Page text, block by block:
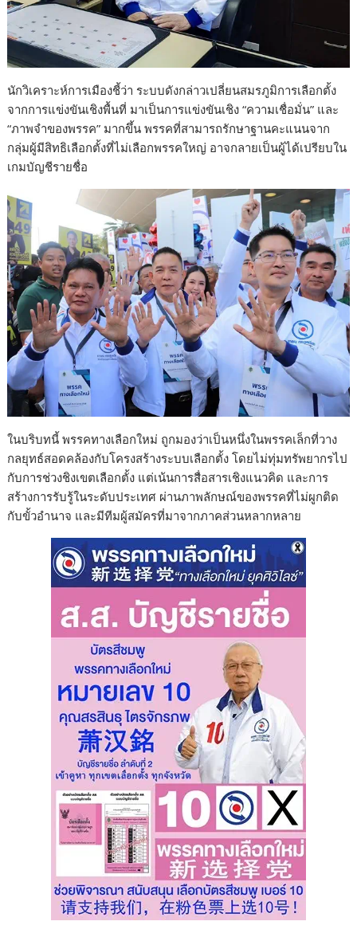
นักวิเคราะห์การเมืองชี้ว่า ระบบดังกล่าวเปลี่ยนสมรภูมิการเลือกตั้ง
จากการแข่งขันเชิงพื้นที่ มาเป็นการแข่งขันเชิง “ความเชื่อมั่น” และ
“ภาพจำของพรรค” มากขึ้น พรรคที่สามารถรักษาฐานคะแนนจาก
กลุ่มผู้มีสิทธิเลือกตั้งที่ไม่เลือกพรรคใหญ่ อาจกลายเป็นผู้ได้เปรียบใน
เกมบัญชีรายชื่อ
ในบริบทนี้ พรรคทางเลือกใหม่ ถูกมองว่าเป็นหนึ่งในพรรคเล็กที่วาง
กลยุทธ์สอดคล้องกับโครงสร้างระบบเลือกตั้ง โดยไม่ทุ่มทรัพยากรไป
กับการช่วงชิงเขตเลือกตั้ง แต่เน้นการสื่อสารเชิงแนวคิด และการ
สร้างการรับรู้ในระดับประเทศ ผ่านภาพลักษณ์ของพรรคที่ไม่ผูกติด
กับขั้วอำนาจ และมีทีมผู้สมัครที่มาจากภาคส่วนหลากหลาย